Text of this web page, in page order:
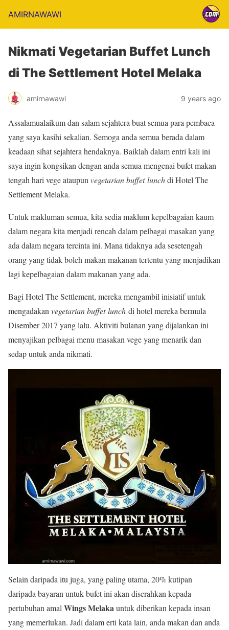
AMIRNAWAWI
Nikmati Vegetarian Buffet Lunch
di The Settlement Hotel Melaka
amirnawawi 9 years ago
Assalamualaikum dan salam sejahtera buat semua para pembaca
yang saya kasihi sekalian. Semoga anda semua berada dalam
keadaan sihat sejahtera hendaknya. Baiklah dalam entri kali ini
saya ingin kongsikan dengan anda semua mengenai bufet makan
tengah hari vege ataupun vegetarian buffet lunchdi Hotel The
Settlement Melaka.
Untuk makluman semua, kita sedia maklum kepelbagaian kaum
dalam negara kita menjadi rencah dalam pelbagai masakan yang
ada dalam negara tercinta ini. Mana tidaknya ada sesetengah
orang yang tidak boleh makan makanan tertentu yang menjadikan
lagi kepelbagaian dalam makanan yang ada.
Bagi Hotel The Settlement, mereka mengambil inisiatif untuk
mengadakan vegetarian buffet lunch di hotel mereka bermula
Disember 2017 yang lalu. Aktiviti bulanan yang dijalankan ini
menyajikan pelbagai menu masakan vege yang menarik dan
sedap untuk anda nikmati.
Selain daripada itu juga, yang paling utama, 20% kutipan
daripada bayaran untuk bufet ini akan diserahkan kepada
pertubuhan amal Wings Melakauntuk diberikan kepada insan
yang memerlukan. Jadi dalam erti kata lain, anda makan dan anda